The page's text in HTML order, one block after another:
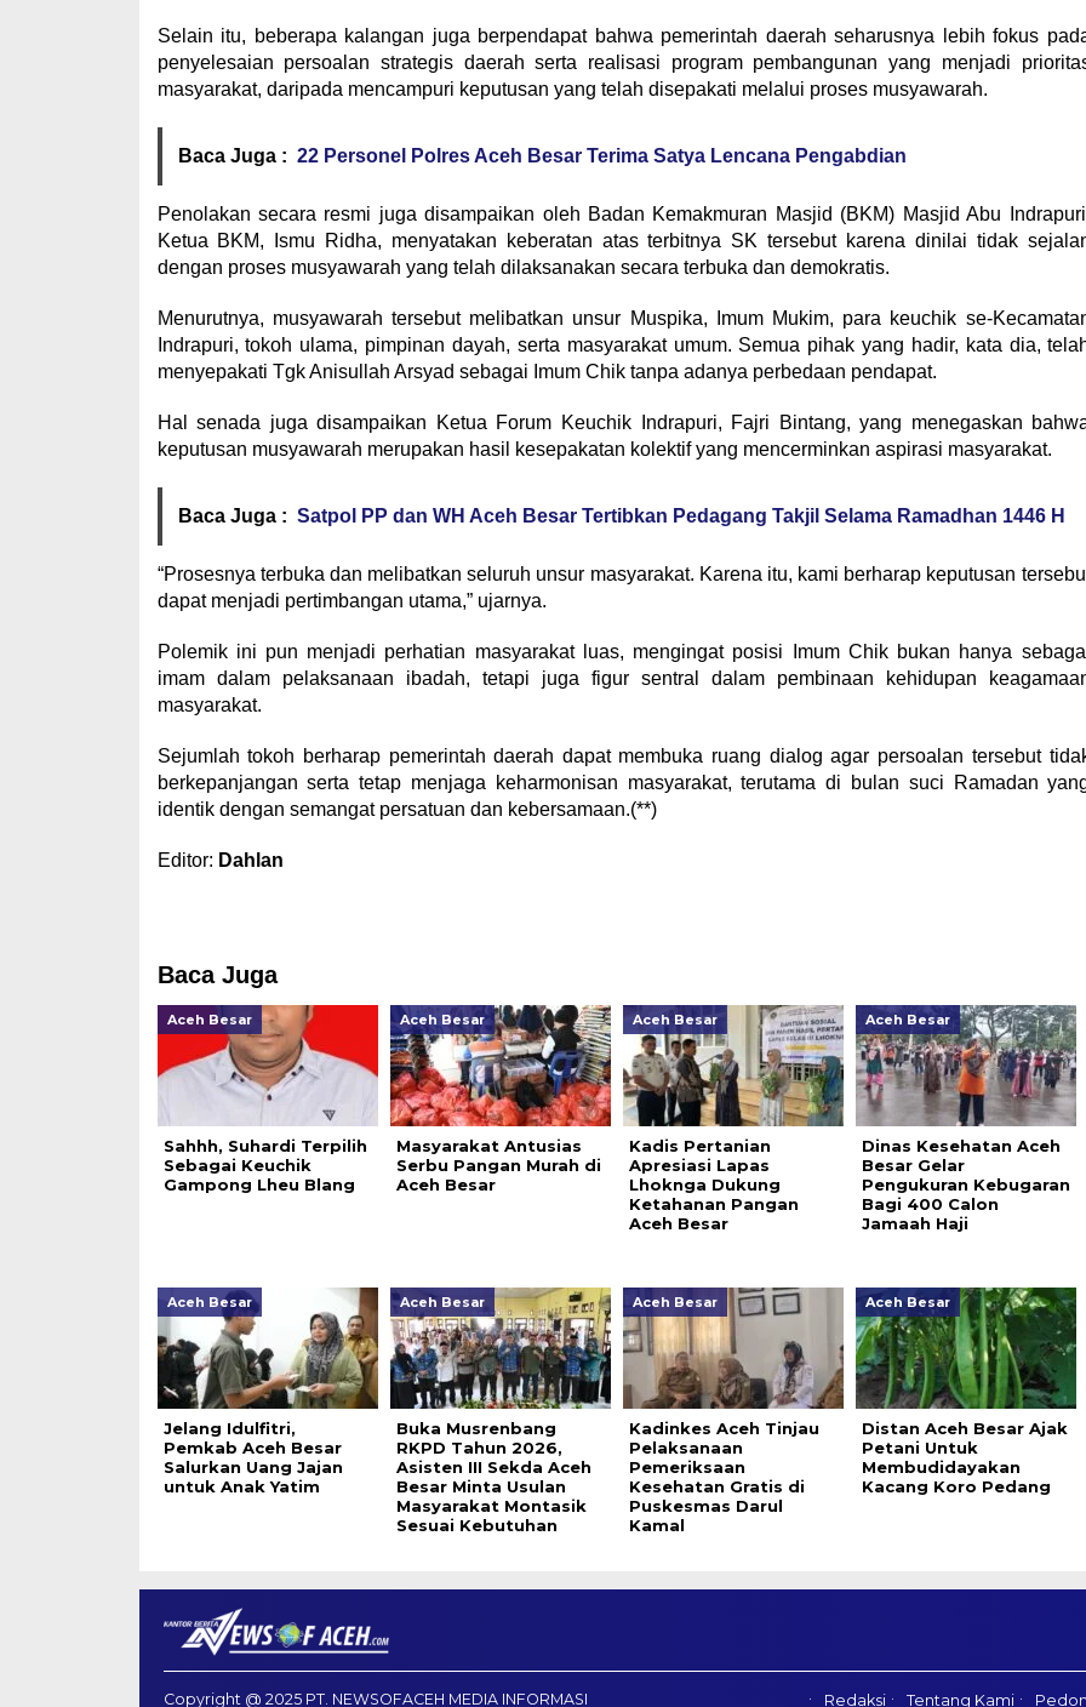
Selain itu, beberapa kalangan juga berpendapat bahwa pemerintah daerah seharusnya lebih fokus
penyelesaian persoalan strategis daerah serta realisasi program pembangunan yang menjadi
masyarakat, daripada mencampuri keputusan yang telah disepakati melalui proses musyawarah.
Baca Juga : 22 Personel Polres Aceh Besar Terima Satya Lencana Pengabdian
Penolakan secara resmi juga disampaikan oleh Badan Kemakmuran Masjid (BKM) Masjid Abu
Ketua BKM, Ismu Ridha, menyatakan keberatan atas terbitnya SK tersebut karena dinilai tidak
dengan proses musyawarah yang telah dilaksanakan secara terbuka dan demokratis.
Menurutnya, musyawarah tersebut melibatkan unsur Muspika, Imum Mukim, para keuchik se-
Indrapuri, tokoh ulama, pimpinan dayah, serta masyarakat umum. Semua pihak yang hadir, kata dia,
menyepakati Tgk Anisullah Arsyad sebagai Imum Chik tanpa adanya perbedaan pendapat.
Hal senada juga disampaikan Ketua Forum Keuchik Indrapuri, Fajri Bintang, yang menegaskan
keputusan musyawarah merupakan hasil kesepakatan kolektif yang mencerminkan aspirasi masyarakat.
Baca Juga : Satpol PP dan WH Aceh Besar Tertibkan Pedagang Takjil Selama Ramadhan 1446 H
“Prosesnya terbuka dan melibatkan seluruh unsur masyarakat. Karena itu, kami berharap keputusan
dapat menjadi pertimbangan utama,” ujarnya.
Polemik ini pun menjadi perhatian masyarakat luas, mengingat posisi Imum Chik bukan hanya
imam dalam pelaksanaan ibadah, tetapi juga figur sentral dalam pembinaan kehidupan
masyarakat.
Sejumlah tokoh berharap pemerintah daerah dapat membuka ruang dialog agar persoalan tersebut
berkepanjangan serta tetap menjaga keharmonisan masyarakat, terutama di bulan suci Ramadan
identik dengan semangat persatuan dan kebersamaan.(**)
Editor: Dahlan
Baca Juga
Aceh Besar
Sahhh, Suhardi Terpilih
Sebagai Keuchik
Gampong Lheu Blang
Aceh Besar
Masyarakat Antusias
Serbu Pangan Murah di
Aceh Besar
Aceh Besar
Kadis Pertanian
Apresiasi Lapas
Lhoknga Dukung
Ketahanan Pangan
Aceh Besar
Aceh Besar
Dinas Kesehatan Aceh
Besar Gelar
Pengukuran Kebugaran
Bagi 400 Calon
Jamaah Haji
Aceh Besar
Jelang Idulfitri,
Pemkab Aceh Besar
Salurkan Uang Jajan
untuk Anak Yatim
Aceh Besar
Buka Musrenbang
RKPD Tahun 2026,
Asisten III Sekda Aceh
Besar Minta Usulan
Masyarakat Montasik
Sesuai Kebutuhan
Aceh Besar
Kadinkes Aceh Tinjau
Pelaksanaan
Pemeriksaan
Kesehatan Gratis di
Puskesmas Darul
Kamal
Aceh Besar
Distan Aceh Besar Ajak
Petani Untuk
Membudidayakan
Kacang Koro Pedang
Copyright @ 2025 PT. NEWSOFACEH MEDIA INFORMASI Redaksi Tentang Kami